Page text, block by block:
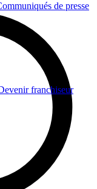
de presse
franchiseur